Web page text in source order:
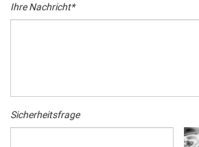
Ihre Nachricht*
Sicherheitsfrage